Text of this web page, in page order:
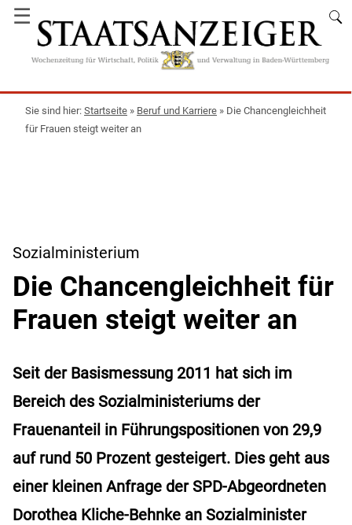
☰
Startseite » Beruf und Karriere » Die Chancengleichheit
für Frauen steigt weiter an
Sozialministerium
Die Chancengleichheit für
Frauen steigt weiter an
Seit der Basismessung 2011 hat sich im
Bereich des Sozialministeriums der
Frauenanteil in Führungspositionen von 29,9
auf rund 50 Prozent gesteigert. Dies geht aus
einer kleinen Anfrage der SPD-Abgeordneten
Dorothea Kliche-Behnke an Sozialminister